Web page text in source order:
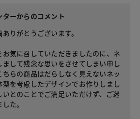
ーからのコメント
りがとうございます。
気に召していただきましたのに、ネ
まして残念な思いをさせてしまい申し
らの商品はだらしなく見えないネッ
を考慮したデザインでお作りしまし
とのことでご満足いただけず、ご迷
た。